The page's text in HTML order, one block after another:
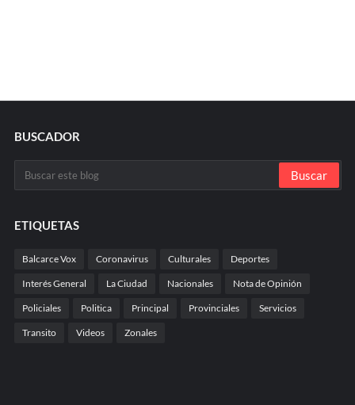
BUSCADOR
ETIQUETAS
Balcarce Vox Coronavirus Culturales Deportes
Interés General La Ciudad Nacionales Nota de Opinión
Policiales Politica Principal Provinciales Servicios
Transito Videos Zonales